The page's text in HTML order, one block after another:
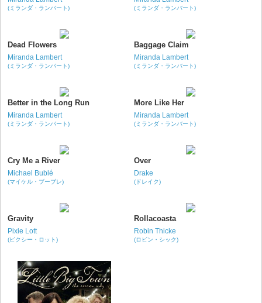
(ミランダ・ランバート) (ミランダ・ランバート)
Dead Flowers
Miranda Lambert
(ミランダ・ランバート)
Baggage Claim
Miranda Lambert
(ミランダ・ランバート)
Better in the Long Run
Miranda Lambert
(ミランダ・ランバート)
More Like Her
Miranda Lambert
(ミランダ・ランバート)
Cry Me a River
Michael Bublé
(マイケル・ブーブレ)
Over
Drake
(ドレイク)
Gravity
Pixie Lott
(ピクシー・ロット)
Rollacoasta
Robin Thicke
(ロビン・シック)